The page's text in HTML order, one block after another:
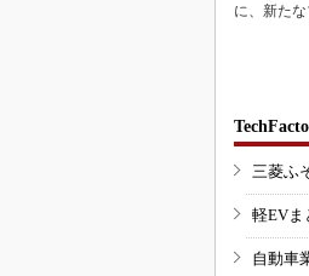
に、新た
三菱ふ
軽EVま
自動車